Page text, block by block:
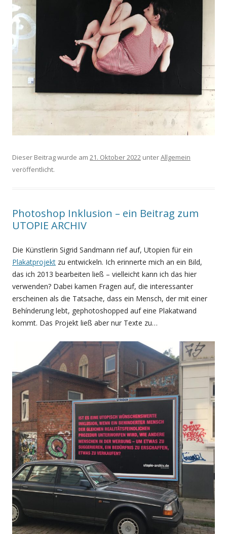
Dieser Beitrag wurde am 21. Oktober 2022 unterAllgemein
veröffentlicht.
Photoshop Inklusion – ein Beitrag zum
UTOPIE ARCHIV
Die Künstlerin Sigrid Sandmann rief auf, Utopien für ein
Plakatprojekt zu entwickeln. Ich erinnerte mich an ein Bild,
das ich 2013 bearbeiten ließ – vielleicht kann ich das hier
verwenden? Dabei kamen Fragen auf, die interessanter
erscheinen als die Tatsache, dass ein Mensch, der mit einer
Behínderung lebt, gephotoshopped auf eine Plakatwand
kommt. Das Projekt ließ aber nur Texte zu…